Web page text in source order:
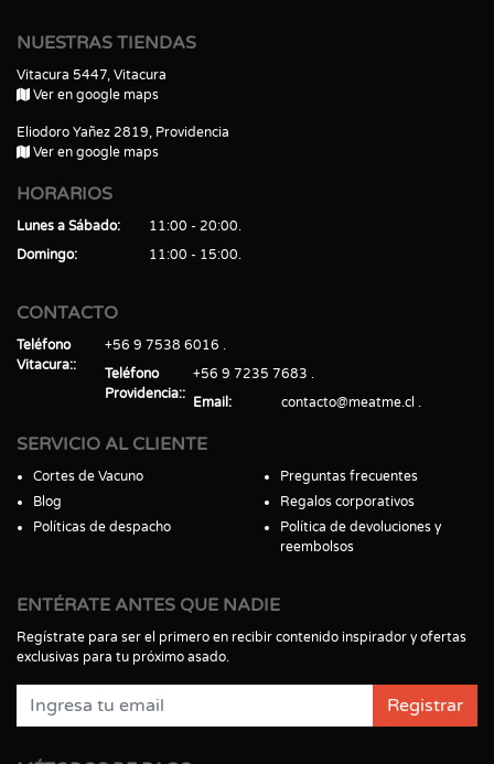
NUESTRAS TIENDAS
Vitacura 5447, Vitacura
Ver en google maps
Eliodoro Yañez 2819, Providencia
Ver en google maps
HORARIOS
Lunes a Sábado
11:00 - 20:00
Domingo
11:00 - 15:00
CONTACTO
Teléfono
Vitacura:
+56 9 7538 6016
Teléfono
Providencia:
+56 9 7235 7683
Email
contacto@meatme.cl
SERVICIO AL CLIENTE
Cortes de Vacuno
Blog
Políticas de despacho
Preguntas frecuentes
Regalos corporativos
Política de devoluciones y
reembolsos
ENTÉRATE ANTES QUE NADIE
Regístrate para ser el primero en recibir contenido inspirador y ofertas
exclusivas para tu próximo asado.
Registrar